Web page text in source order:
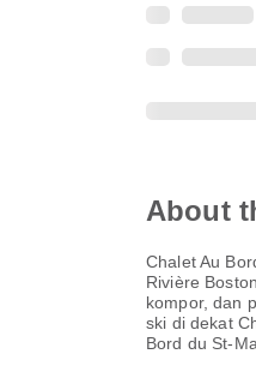
About
Chalet Au
Rivière
kompor, dan
ski di dekat
Bord du St-